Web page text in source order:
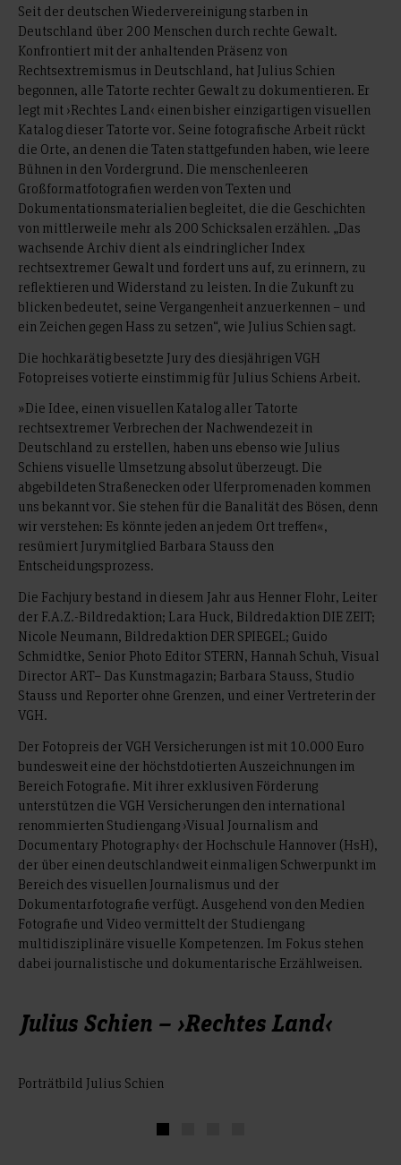
Seit der deutschen Wiedervereinigung starben in
Deutschland über 200 Menschen durch rechte Gewalt.
Konfrontiert mit der anhaltenden Präsenz von
Rechtsextremismus in Deutschland, hat Julius Schien
begonnen, alle Tatorte rechter Gewalt zu dokumentieren. Er
legt mit ›Rechtes Land‹ einen bisher einzigartigen visuellen
Katalog dieser Tatorte vor. Seine fotografische Arbeit rückt
die Orte, an denen die Taten stattgefunden haben, wie leere
Bühnen in den Vordergrund. Die menschenleeren
Großformatfotografien werden von Texten und
Dokumentationsmaterialien begleitet, die die Geschichten
von mittlerweile mehr als 200 Schicksalen erzählen. „Das
wachsende Archiv dient als eindringlicher Index
rechtsextremer Gewalt und fordert uns auf, zu erinnern, zu
reflektieren und Widerstand zu leisten. In die Zukunft zu
blicken bedeutet, seine Vergangenheit anzuerkennen – und
ein Zeichen gegen Hass zu setzen“, wie Julius Schien sagt.
Die hochkarätig besetzte Jury des diesjährigen VGH
Fotopreises votierte einstimmig für Julius Schiens Arbeit.
»Die Idee, einen visuellen Katalog aller Tatorte
rechtsextremer Verbrechen der Nachwendezeit in
Deutschland zu erstellen, haben uns ebenso wie Julius
Schiens visuelle Umsetzung absolut überzeugt. Die
abgebildeten Straßenecken oder Uferpromenaden kommen
uns bekannt vor. Sie stehen für die Banalität des Bösen, denn
wir verstehen: Es könnte jeden an jedem Ort treffen«,
resümiert Jurymitglied Barbara Stauss den
Entscheidungsprozess.
Die Fachjury bestand in diesem Jahr aus Henner Flohr, Leiter
der F.A.Z.-Bildredaktion; Lara Huck, Bildredaktion DIE ZEIT;
Nicole Neumann, Bildredaktion DER SPIEGEL; Guido
Schmidtke, Senior Photo Editor STERN, Hannah Schuh, Visual
Director ART– Das Kunstmagazin; Barbara Stauss, Studio
Stauss und Reporter ohne Grenzen, und einer Vertreterin der
VGH.
Der Fotopreis der VGH Versicherungen ist mit 10.000 Euro
bundesweit eine der höchstdotierten Auszeichnungen im
Bereich Fotografie. Mit ihrer exklusiven Förderung
unterstützen die VGH Versicherungen den international
renommierten Studiengang ›Visual Journalism and
Documentary Photography‹ der Hochschule Hannover (HsH),
der über einen deutschlandweit einmaligen Schwerpunkt im
Bereich des visuellen Journalismus und der
Dokumentarfotografie verfügt. Ausgehend von den Medien
Fotografie und Video vermittelt der Studiengang
multidisziplinäre visuelle Kompetenzen. Im Fokus stehen
dabei journalistische und dokumentarische Erzählweisen.
Julius Schien – ›Rechtes Land‹
Porträtbild Julius Schien